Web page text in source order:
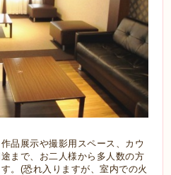
品展示や撮影用スペース、 カウ
途まで、お二人様から多人数の方
。(恐れ入りますが、室内での火